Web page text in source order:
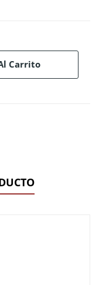
Carrito